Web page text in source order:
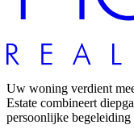
Uw woning verdient
Estate combineert
persoonlijke